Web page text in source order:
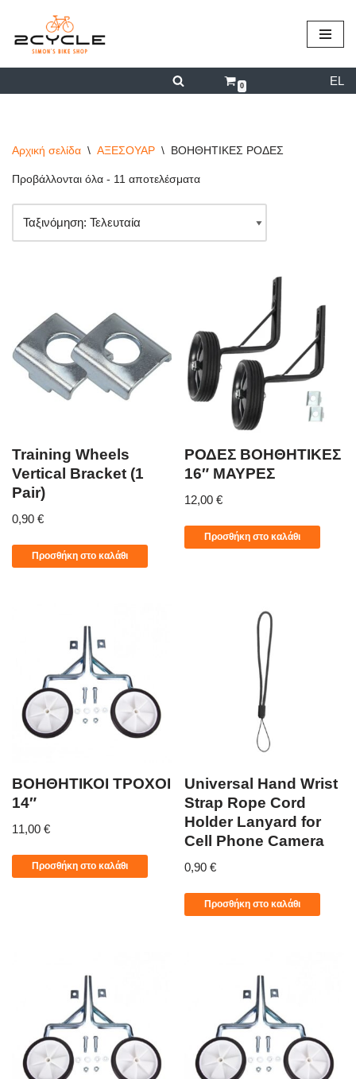
περιεχόμενο
Μεταπηδήστε
0 EL
Αρχική σελίδα \ ΑΞΕΣΟΥΑΡ \ ΒΟΗΘΗΤΙΚΕΣ ΡΟΔΕΣ
Προβάλλονται όλα - 11 αποτελέσματα
Training Wheels
Vertical Bracket (1
Pair)
0,90 €
Προσθήκη στο καλάθι
ΡΟΔΕΣ ΒΟΗΘΗΤΙΚΕΣ
16″ ΜΑΥΡΕΣ
12,00€
Προσθήκη στο καλάθι
ΒΟΗΘΗΤΙΚΟΙ ΤΡΟΧΟΙ
14″
11,00 €
Προσθήκη στο καλάθι
Universal Hand Wrist
Strap Rope Cord
Holder Lanyard for
Cell Phone Camera
0,90€
Προσθήκη στο καλάθι